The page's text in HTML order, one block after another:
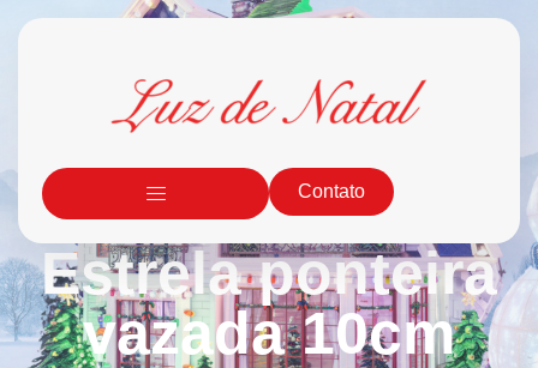
Contato
Estrela ponteira
vazada 10cm